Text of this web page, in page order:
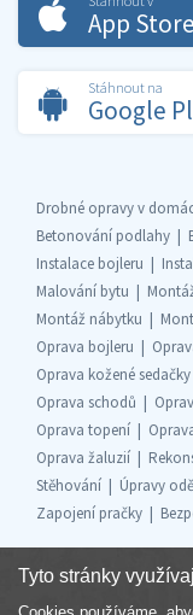
App Store
Stáhnout na
Google
Drobné opravy v
Betonování podlahy
Instalace bojleru
Malování bytu
Montáž nábytku
Oprava bojleru
Oprava kožené sedačky
Oprava schodů
Oprava topení
Oprava žaluzií
Stěhování
Úpravy
Zapojení pračky
Tyto stránky